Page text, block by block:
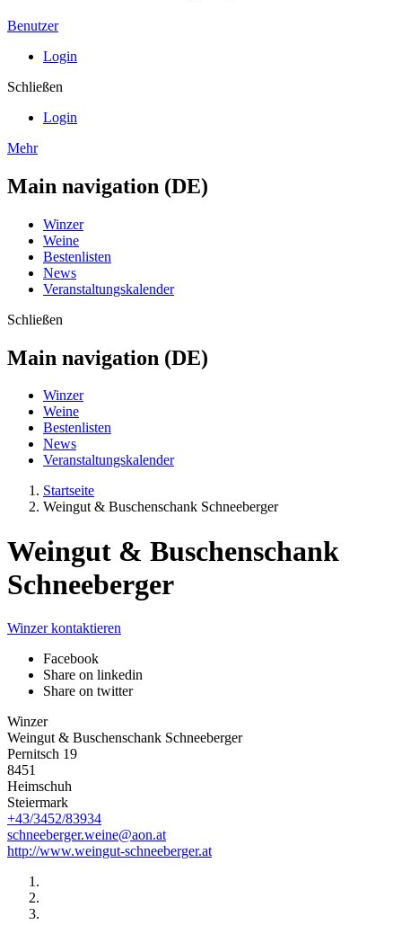
Benutzer
Login
Schließen
Login
Mehr
Main navigation (DE)
Winzer
Weine
Bestenlisten
News
Veranstaltungskalender
Schließen
Main navigation (DE)
Winzer
Weine
Bestenlisten
News
Veranstaltungskalender
Startseite
Weingut & Buschenschank Schneeberger
Weingut & Buschenschank
Schneeberger
Winzer kontaktieren
Facebook
Share on linkedin
Share on twitter
Winzer
Weingut & Buschenschank Schneeberger
Pernitsch 19
8451
Heimschuh
Steiermark
+43/3452/83934
schneeberger.weine@aon.at
http://www.weingut-schneeberger.at